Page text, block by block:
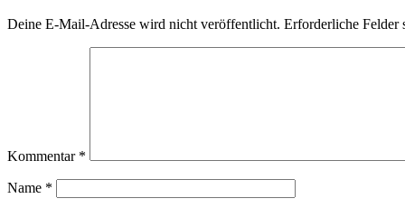
Deine E-Mail-Adresse wird nicht veröffentlicht. Erforderliche Felder
Kommentar *
Name *